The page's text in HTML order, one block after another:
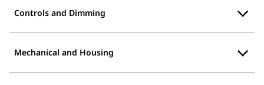
Controls and Dimming
Mechanical and Housing